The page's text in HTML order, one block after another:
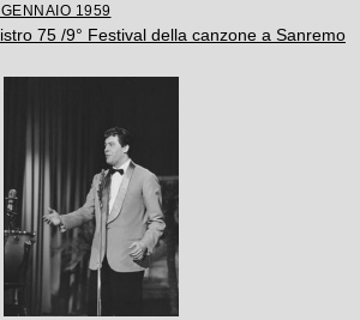
1959
75 /9° Festival della canzone a Sanremo